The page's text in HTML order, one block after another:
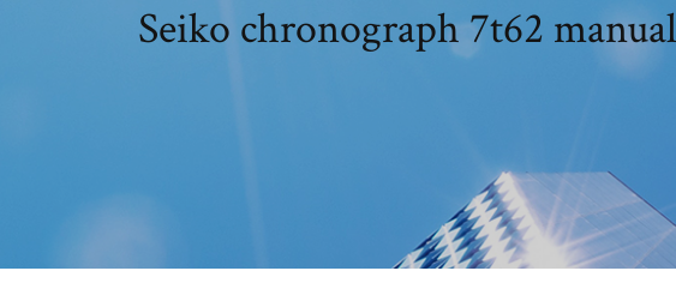
Seiko chronograph 7t62 manual